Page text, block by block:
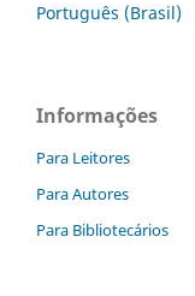
Português (Brasil)
Informações
Para Leitores
Para Autores
Para Bibliotecários